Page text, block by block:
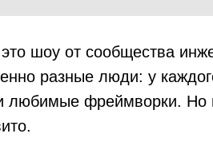
шоу от сообщества
разные люди: у
любимые фреймворки.